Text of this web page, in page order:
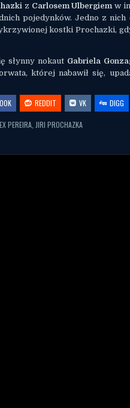
z Carlosem Ulbergiem w
pojedynków. Jedno z
kostki Prochazki,
słynny nokaut Gabriela
której nabawił się,
REDDIT VK DIGG
PEREIRA JIRI PROCHAZKA